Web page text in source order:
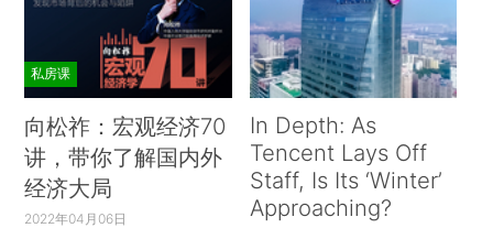
私房课
向松祚：宏观经济70
讲，带你了解国内外
经济大局
2022年04月06日
In Depth: As
Tencent Lays Off
Staff, Is Its ‘Winter’
Approaching?